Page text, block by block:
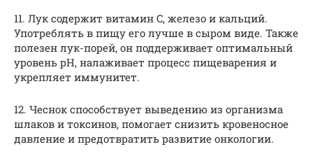
11. Лук содержит витамин C, железо и кальций.
Употреблять в пищу его лучше в сыром виде. Также
полезен лук-порей, он поддерживает оптимальный
уровень pH, налаживает процесс пищеварения и
укрепляет иммунитет.
12. Чеснок способствует выведению из организма
шлаков и токсинов, помогает снизить кровеносное
давление и предотвратить развитие онкологии.